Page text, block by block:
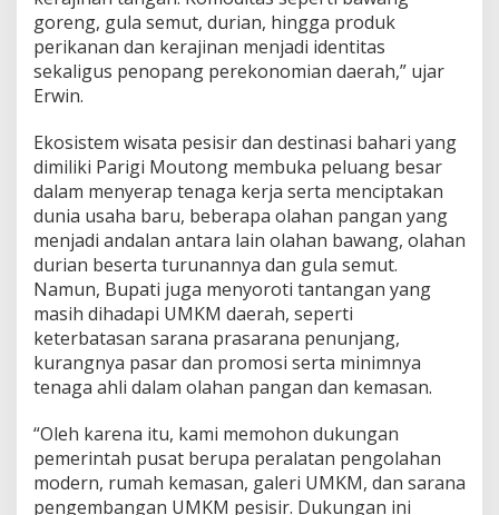
goreng, gula semut, durian, hingga produk
perikanan dan kerajinan menjadi identitas
sekaligus penopang perekonomian daerah,” ujar
Erwin.
Ekosistem wisata pesisir dan destinasi bahari yang
dimiliki Parigi Moutong membuka peluang besar
dalam menyerap tenaga kerja serta menciptakan
dunia usaha baru, beberapa olahan pangan yang
menjadi andalan antara lain olahan bawang, olahan
durian beserta turunannya dan gula semut.
Namun, Bupati juga menyoroti tantangan yang
masih dihadapi UMKM daerah, seperti
keterbatasan sarana prasarana penunjang,
kurangnya pasar dan promosi serta minimnya
tenaga ahli dalam olahan pangan dan kemasan.
“Oleh karena itu, kami memohon dukungan
pemerintah pusat berupa peralatan pengolahan
modern, rumah kemasan, galeri UMKM, dan sarana
pengembangan UMKM pesisir. Dukungan ini